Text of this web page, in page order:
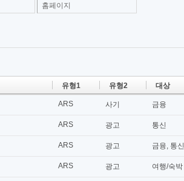
홈페이지
유형1 유형2 대상
ARS 사기 금융
ARS 광고 통신
ARS 광고 금융, 통신
ARS 광고 여행/숙박